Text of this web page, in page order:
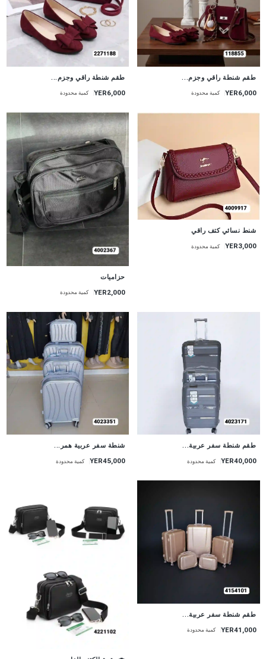
طقم شنطة راقي وجزم...
YER6,000 كمية محدودة
طقم شنطة راقي وجزم...
YER6,000 كمية محدودة
شنط نسائي كتف راقي
YER3,000 كمية محدودة
حزاميات
YER2,000 كمية محدودة
طقم شنطة سفر عربية...
YER40,000 كمية محدودة
شنطة سفر عربية همر...
YER45,000 كمية محدودة
طقم شنطة سفر عربية...
YER41,000 كمية محدودة